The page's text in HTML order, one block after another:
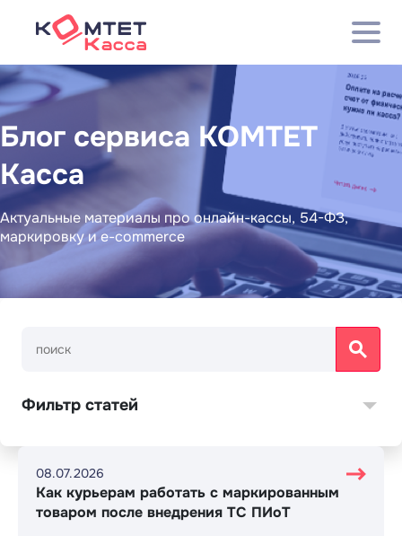
Блог сервиса КОМТЕТ
Касса
Актуальные материалы про онлайн-кассы, 54-ФЗ,
маркировку и e-commerce
08.07.2026
Как курьерам работать с маркированным
товаром после внедрения ТС ПИоТ
Фильтр статей